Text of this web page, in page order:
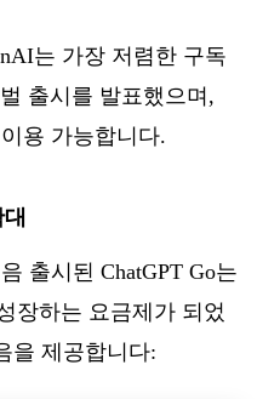
는 가장 저렴한 구독
출시를 발표했으며,
용 가능합니다.
출시된 ChatGPT Go는
장하는 요금제가 되었
을 제공합니다: